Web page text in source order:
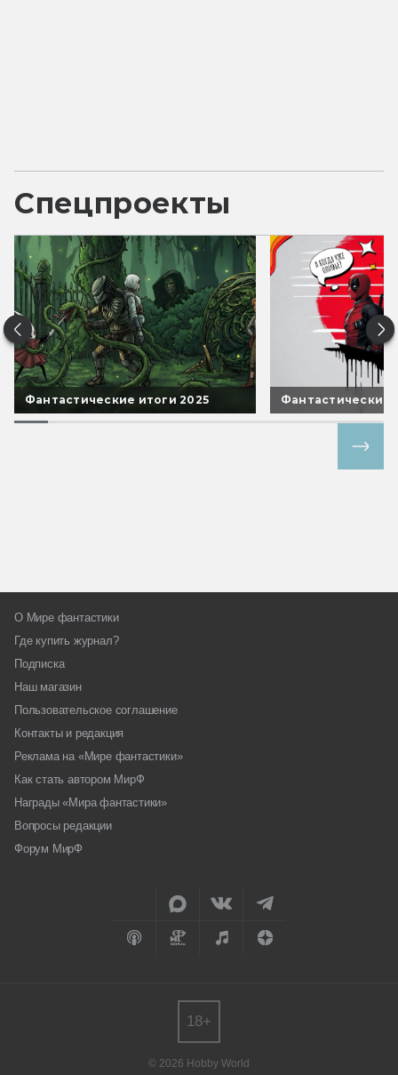
Спецпроекты
Фантастические итоги 2025 Фантастические
О Мире фантастики
Где купить журнал?
Подписка
Наш магазин
Пользовательское соглашение
Контакты и редакция
Реклама на «Мире фантастики»
Как стать автором МирФ
Награды «Мира фантастики»
Вопросы редакции
Форум МирФ
© 2026 Hobby World
18+